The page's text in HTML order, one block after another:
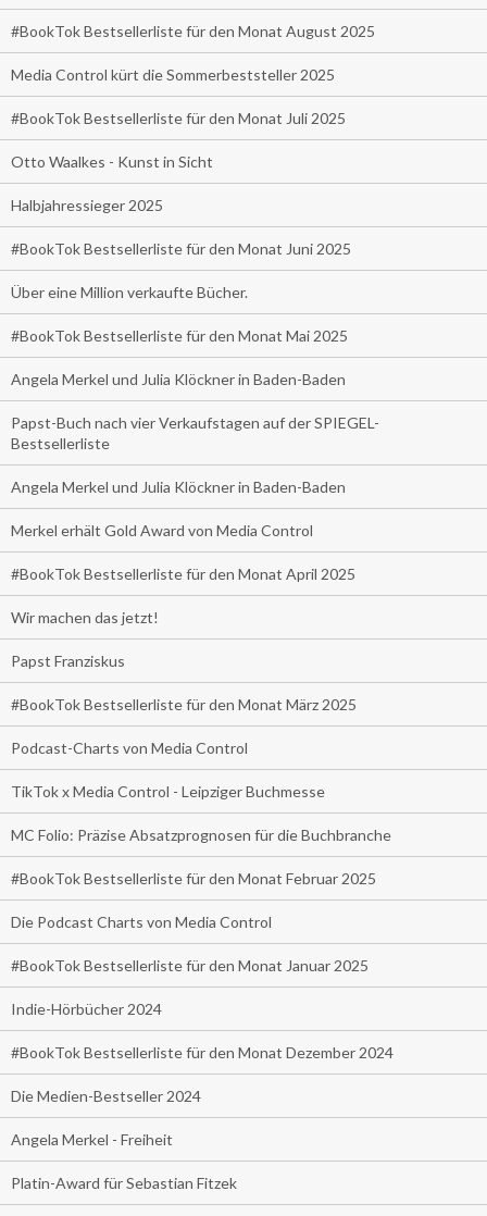
#BookTok Bestsellerliste für den Monat August 2025
Media Control kürt die Sommerbeststeller 2025
#BookTok Bestsellerliste für den Monat Juli 2025
Otto Waalkes - Kunst in Sicht
Halbjahressieger 2025
#BookTok Bestsellerliste für den Monat Juni 2025
Über eine Million verkaufte Bücher.
#BookTok Bestsellerliste für den Monat Mai 2025
Angela Merkel und Julia Klöckner in Baden-Baden
Papst-Buch nach vier Verkaufstagen auf der SPIEGEL-
Bestsellerliste
Angela Merkel und Julia Klöckner in Baden-Baden
Merkel erhält Gold Award von Media Control
#BookTok Bestsellerliste für den Monat April 2025
Wir machen das jetzt!
Papst Franziskus
#BookTok Bestsellerliste für den Monat März 2025
Podcast-Charts von Media Control
TikTok x Media Control - Leipziger Buchmesse
MC Folio: Präzise Absatzprognosen für die Buchbranche
#BookTok Bestsellerliste für den Monat Februar 2025
Die Podcast Charts von Media Control
#BookTok Bestsellerliste für den Monat Januar 2025
Indie-Hörbücher 2024
#BookTok Bestsellerliste für den Monat Dezember 2024
Die Medien-Bestseller 2024
Angela Merkel - Freiheit
Platin-Award für Sebastian Fitzek